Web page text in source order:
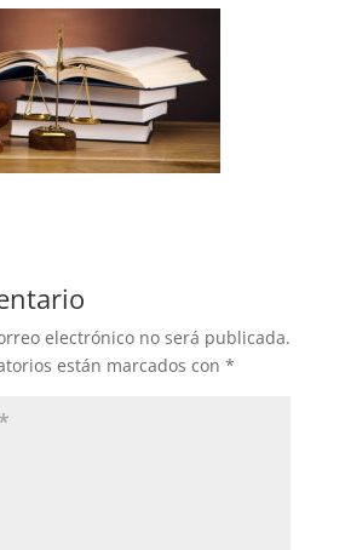
electrónico no será publicada.
están marcados con *